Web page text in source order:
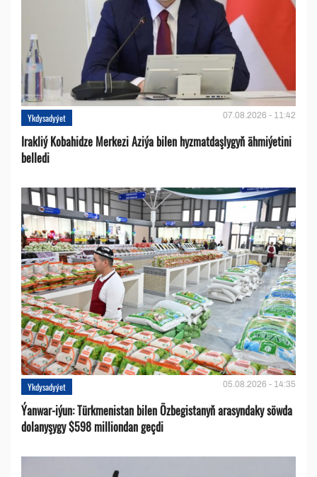
Ykdysadyýet 07.08.2026 - 11:42
Irakliý Kobahidze Merkezi Aziýa bilen hyzmatdaşlygyň ähmiýetini
belledi
Ykdysadyýet 05.08.2026 - 14:35
Ýanwar-iýun: Türkmenistan bilen Özbegistanyň arasyndaky söwda
dolanyşygy $598 milliondan geçdi